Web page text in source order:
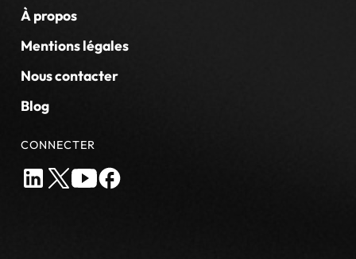
À propos
Mentions légales
Nous contacter
Blog
CONNECTER